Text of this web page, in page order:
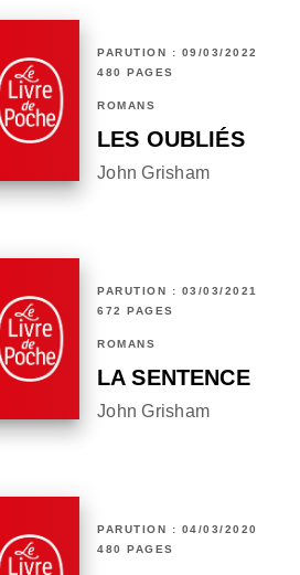
PARUTION : 09/03/2022
480 PAGES
ROMANS
LES OUBLIÉS
John Grisham
PARUTION : 03/03/2021
672 PAGES
ROMANS
LA SENTENCE
John Grisham
PARUTION : 04/03/2020
480 PAGES